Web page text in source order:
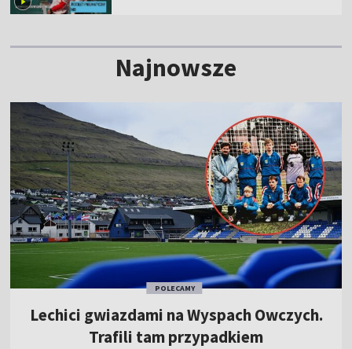
Najnowsze
POLECAMY
Lechici gwiazdami na Wyspach Owczych.
Trafili tam przypadkiem